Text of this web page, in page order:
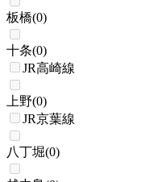
板橋(0)
十条(0)
JR高崎線
上野(0)
JR京葉線
八丁堀(0)